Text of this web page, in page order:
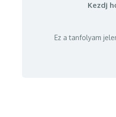
Kezdj
Ez a tanfolyam